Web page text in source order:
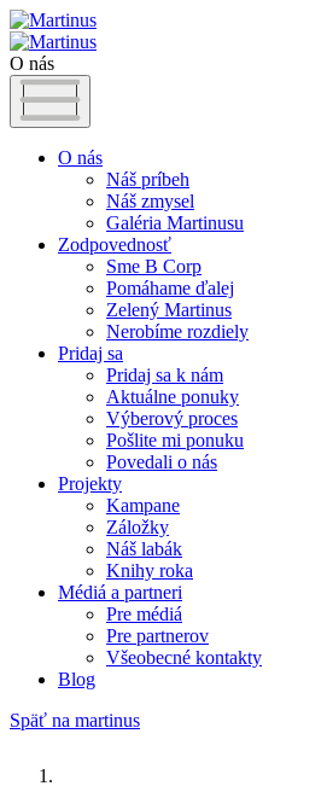
O nás
O nás
Náš príbeh
Náš zmysel
Galéria Martinusu
Zodpovednosť
Sme B Corp
Pomáhame ďalej
Zelený Martinus
Nerobíme rozdiely
Pridaj sa
Pridaj sa k nám
Aktuálne ponuky
Výberový proces
Pošlite mi ponuku
Povedali o nás
Projekty
Kampane
Záložky
Náš labák
Knihy roka
Médiá a partneri
Pre médiá
Pre partnerov
Všeobecné kontakty
Blog
Späť na martinus